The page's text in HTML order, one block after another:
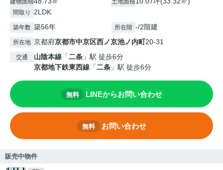
建物面積 土地面積
間取り 2LDK
築年数 築56年 所在階 -/2階建
所在地 京都府京都市中京区西ノ京池ノ内町20-31
交通 山陰本線 「二条 」駅 徒歩6分
京都地下鉄東西線 「二条 」駅 徒歩6分
無料 LINEからお問い合わせ
無料 お問い合わせ
販売中物件